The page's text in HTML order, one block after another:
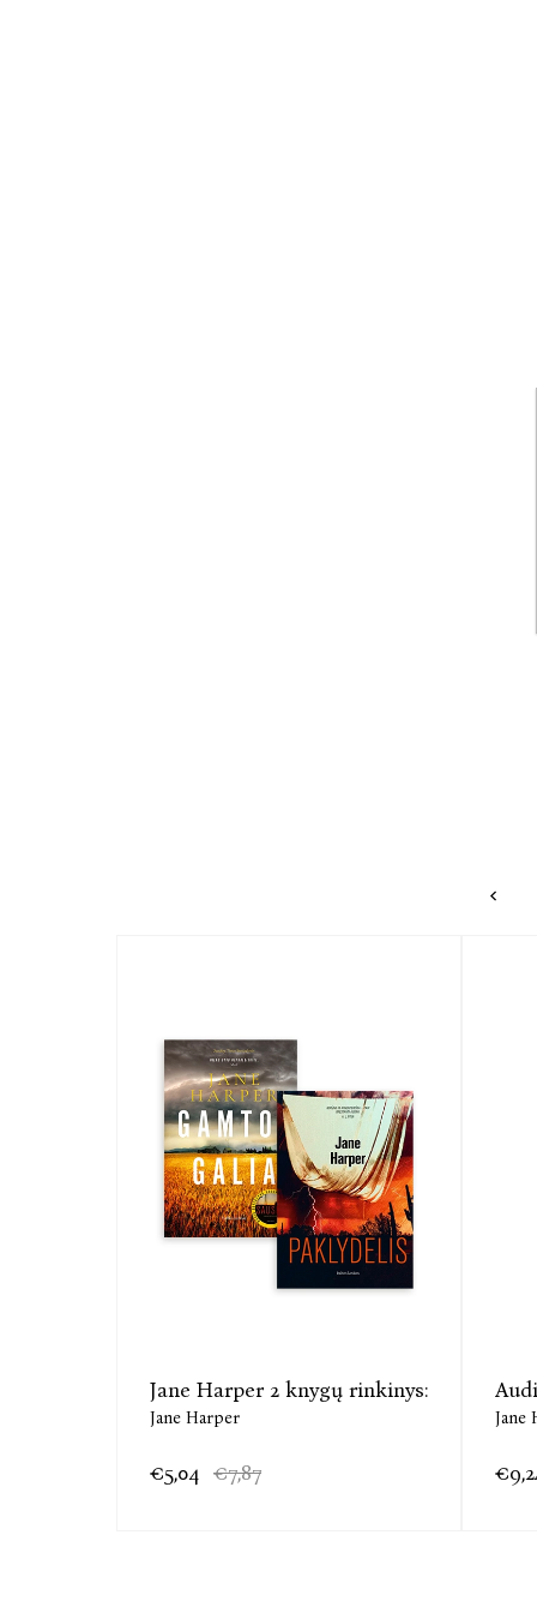
Jane Harper 2 knygų rinkinys:
Jane Harper
€5,04 €7,87
Jane